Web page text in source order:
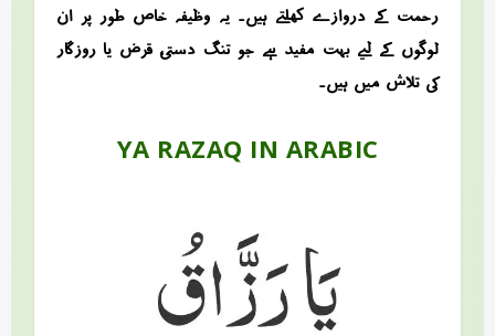
رحمت کے دروازے کھلتے ہیں۔ یہ وظیفہ خاص طور پر ان
لوگوں کے لیے بہت مفید ہے جو تنگ دستی، قرض یا روزگار
کی تلاش میں ہیں۔
YA RAZAQ IN ARABIC